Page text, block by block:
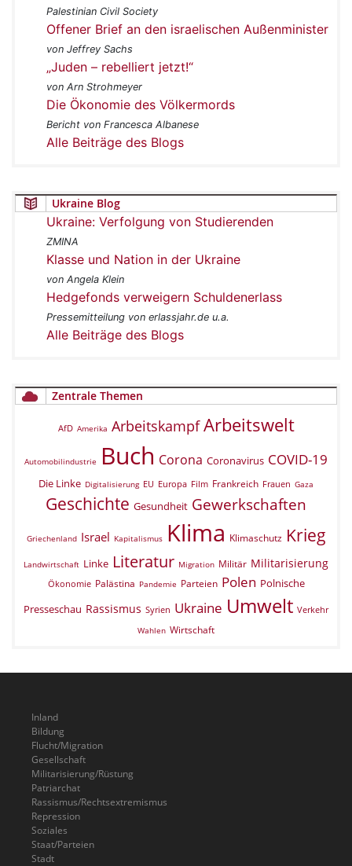
Palestinian Civil Society
Offener Brief an den israelischen Außenminister
von Jeffrey Sachs
„Juden – rebelliert jetzt!“
von Arn Strohmeyer
Die Ökonomie des Völkermords
Bericht von Francesca Albanese
Alle Beiträge des Blogs
Ukraine Blog
Ukraine: Verfolgung von Studierenden
ZMINA
Klasse und Nation in der Ukraine
von Angela Klein
Hedgefonds verweigern Schuldenerlass
Pressemitteilung von erlassjahr.de u.a.
Alle Beiträge des Blogs
Zentrale Themen
AfD Amerika Arbeitskampf Arbeitswelt
Automobilindustrie Buch Corona Coronavirus COVID-19
Die Linke Digitalisierung EU Europa Film Frankreich Frauen Gaza
Geschichte Gesundheit Gewerkschaften
Griechenland Israel Kapitalismus Klima Klimaschutz Krieg
Landwirtschaft Linke Literatur Migration Militär Militarisierung
Ökonomie Palästina Pandemie Parteien Polen Polnische
Presseschau Rassismus Syrien Ukraine Umwelt Verkehr
Wahlen Wirtschaft
Inland
Bildung
Flucht/Migration
Gesellschaft
Militarisierung/Rüstung
Patriarchat
Rassismus/Rechtsextremismus
Repression
Soziales
Staat/Parteien
Stadt